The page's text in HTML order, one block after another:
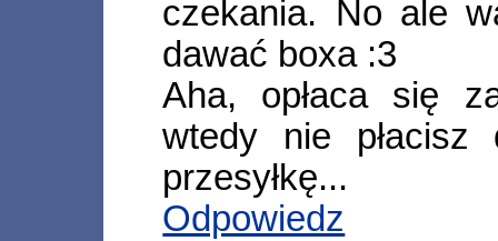
czekania. No ale
dawać boxa :3
Aha, opłaca się
wtedy nie płacisz
przesyłkę...
Odpowiedz